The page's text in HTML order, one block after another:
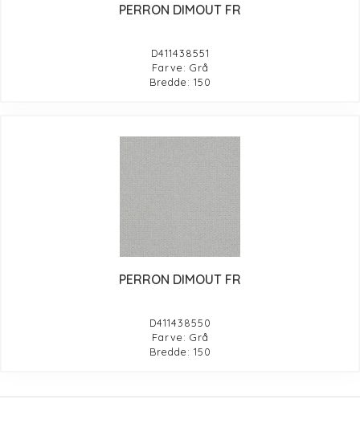
PERRON DIMOUT FR
D411438551
Farve: Grå
Bredde: 150
PERRON DIMOUT FR
D411438550
Farve: Grå
Bredde: 150